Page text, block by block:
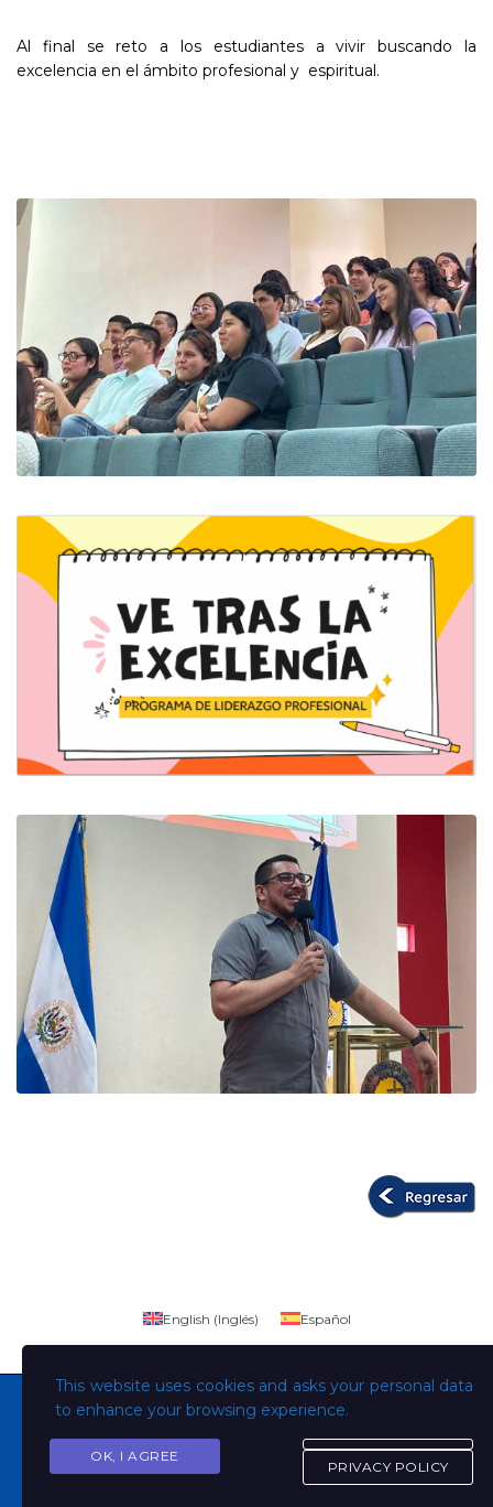
Al final se reto a los estudiantes a vivir buscando la
excelencia en el ámbito profesional y espiritual.
Copyright © Todos los derechos son de la Universidad
This website uses cookies and asks your personal data
to enhance your browsing experience.
OK, I AGREE
PRIVACY POLICY
English (Inglés) Español